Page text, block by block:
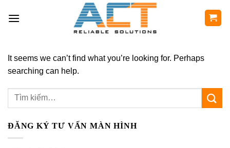
ĐĂNG KÝ TƯ VẤN MÀN HÌNH
The Candy AI Chat
to Life: Your Ultimate
to Life: Your Ultimate English-Language
It seems we can’t find what you’re looking for. Perhaps
searching can help.